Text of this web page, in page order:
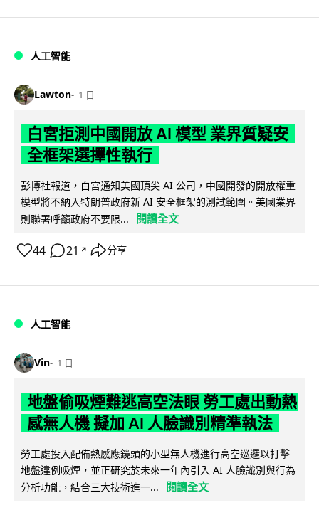
人工智能
Lawton 1 日
白宮拒測中國開放 AI 模型 業界質疑安
全框架選擇性執行
彭博社報道，白宮通知美國頂尖 AI 公司，中國開發的開放權重
模型將不納入特朗普政府新 AI 安全框架的測試範圍。美國業界
則聯署呼籲政府不要限...
閱讀全文
44 21 ↗ 分享
人工智能
Vin 1 日
地盤偷吸煙難逃高空法眼 勞工處出動熱
感無人機 擬加 AI 人臉識別精準執法
勞工處投入配備熱感應鏡頭的小型無人機進行高空巡邏以打擊
地盤違例吸煙，並正研究於未來一年內引入 AI 人臉識別與行為
分析功能，結合三大技術進一...
閱讀全文